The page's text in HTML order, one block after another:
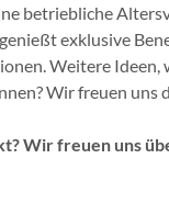
betriebliche
exklusive
Weitere Ideen,
Wir freuen uns
Wir freuen uns